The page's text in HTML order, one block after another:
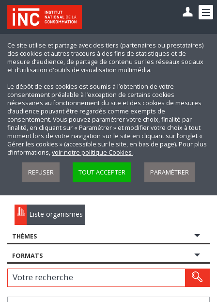
Ce site utilise et partage avec des tiers (partenaires ou prestataires)
des cookies et autres traceurs à des fins de statistiques et de
mesure d’audience, de partage de contenu sur les réseaux sociaux
et d’utilisation d'outils de visualisation multimédia.
Le dépôt de ces cookies est soumis à l’obtention de votre
consentement préalable à l’exception de certains cookies
nécessaires au fonctionnement du site et des cookies de mesures
d’audience pouvant être regardés comme exempts de
consentement. Vous pouvez paramétrer votre choix, finalité par
finalité, en cliquant sur « Paramétrer » et modifier votre choix à tout
moment lors de votre navigation sur le site en cliquant sur l’onglet «
Gérer les cookies » (accessible sur le site, en bas de page). Pour plus
d’informations,voir notre politique Cookies .
REFUSER TOUT ACCEPTER PARAMÉTRER
Liste organismes
THÈMES
FORMATS
Votre recherche